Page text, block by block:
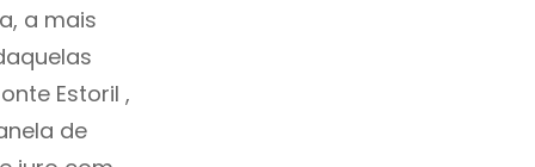
a mais
Estoril ,
de